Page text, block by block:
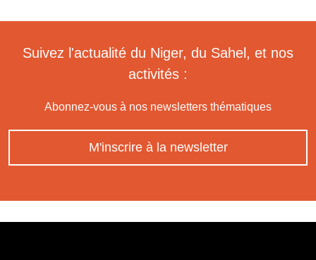
Suivez l'actualité du Niger, du Sahel, et nos
activités :
Abonnez-vous à nos newsletters thématiques
M'inscrire à la newsletter